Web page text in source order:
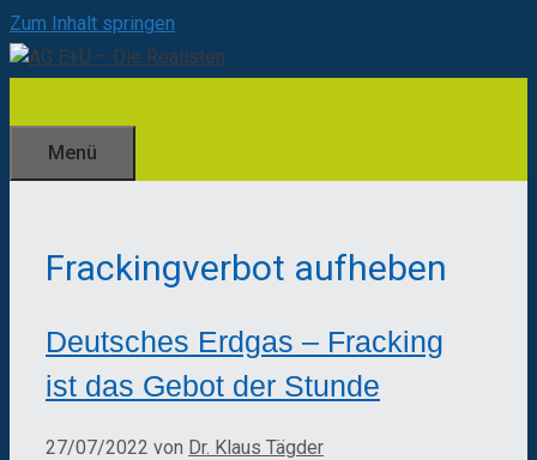
Zum Inhalt springen
Menü
Frackingverbot aufheben
Deutsches Erdgas – Fracking
ist das Gebot der Stunde
27/07/2022 von Dr. Klaus Tägder